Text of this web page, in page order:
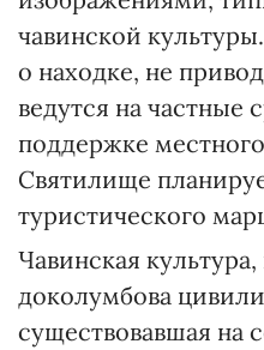
чавинской
о находке, не
ведутся на частные
поддержке
Святилище
туристического
Чавинская
доколумбова
существовавшая на